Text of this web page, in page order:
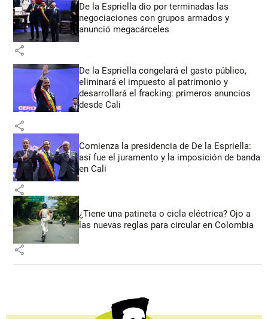
De la Espriella dio por terminadas las
negociaciones con grupos armados y
anunció megacárceles
share
De la Espriella congelará el gasto público,
eliminará el impuesto al patrimonio y
desarrollará el fracking: primeros anuncios
desde Cali
share
Comienza la presidencia de De la Espriella:
así fue el juramento y la imposición de banda
en Cali
share
¿Tiene una patineta o cicla eléctrica? Ojo a
las nuevas reglas para circular en Colombia
share